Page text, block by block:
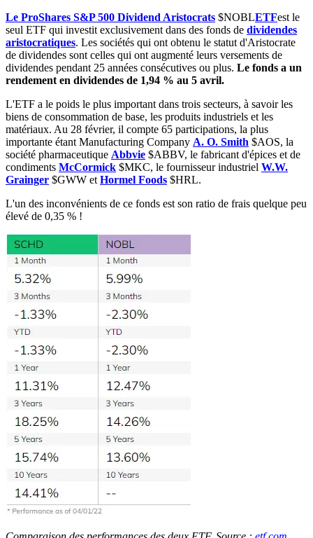
Le ProShares S&P 500 Dividend Aristocrats $NOBLETFest le
seul ETF qui investit exclusivement dans des fonds de dividendes
aristocratiques. Les sociétés qui ont obtenu le statut d'Aristocrate
de dividendes sont celles qui ont augmenté leurs versements de
dividendes pendant 25 années consécutives ou plus. Le fonds a un
rendement en dividendes de 1,94 % au 5 avril.
L'ETF a le poids le plus important dans trois secteurs, à savoir les
biens de consommation de base, les produits industriels et les
matériaux. Au 28 février, il compte 65 participations, la plus
importante étant Manufacturing Company A. O. Smith $AOS, la
société pharmaceutique Abbvie $ABBV, le fabricant d'épices et de
condiments McCormick $MKC, le fournisseur industriel W.W.
Grainger $GWW et Hormel Foods $HRL.
L'un des inconvénients de ce fonds est son ratio de frais quelque peu
élevé de 0,35 % !